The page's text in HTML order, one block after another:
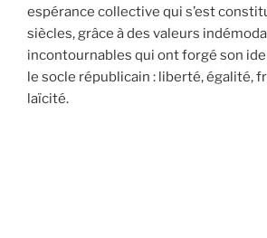
espérance collective qui s’est
siècles, grâce à des valeurs
incontournables qui ont forgé son
le socle républicain : liberté, égalité,
laïcité.